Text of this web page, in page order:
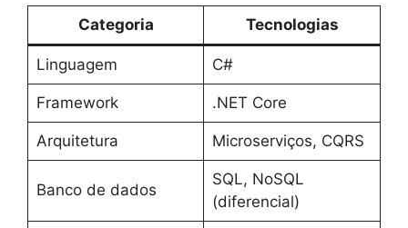
Categoria Tecnologias
Linguagem C#
Framework .NET Core
Arquitetura Microserviços, CQRS
Banco de dados
SQL, NoSQL
(diferencial)